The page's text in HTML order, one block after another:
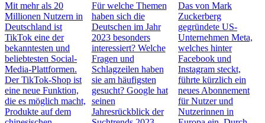
Mit mehr als 20
Millionen Nutzern in
Deutschland ist
TikTok eine der
bekanntesten und
beliebtesten Social-
Media-Plattformen.
Der TikTok-Shop ist
eine neue Funktion,
die es möglich macht,
Produkte auf dem
Für welche Themen
haben sich die
Deutschen im Jahr
2023 besonders
interessiert? Welche
Fragen und
Schlagzeilen haben
sie am häufigsten
gesucht? Google hat
seinen
Jahresrückblick der
Das von Mark
Zuckerberg
gegründete US-
Unternehmen Meta,
welches hinter
Facebook und
Instagram steckt,
führte kürzlich ein
neues Abonnement
für Nutzer und
Nutzerinnen in